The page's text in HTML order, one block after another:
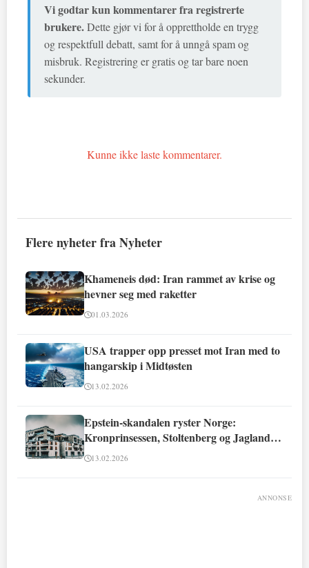
Vi godtar kun kommentarer fra registrerte
brukere.Dette gjør vi for å opprettholde en trygg
og respektfull debatt, samt for å unngå spam og
misbruk. Registrering er gratis og tar bare noen
sekunder.
Kunne ikke laste kommentarer.
Flere nyheter fra Nyheter
Khameneis død: Iran rammet av krise og
hevner seg med raketter
01.03.2026
USA trapper opp presset mot Iran med to
hangarskip i Midtøsten
13.02.2026
Epstein-skandalen ryster Norge:
Kronprinsessen, Stoltenberg og Jagland
involvert
13.02.2026
ANNONSE